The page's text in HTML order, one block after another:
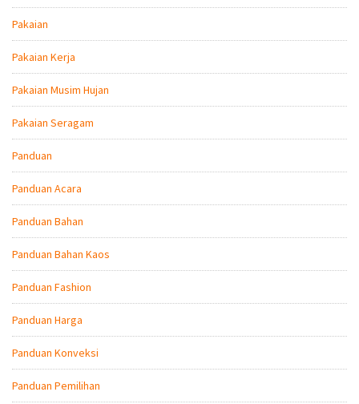
Pakaian
Pakaian Kerja
Pakaian Musim Hujan
Pakaian Seragam
Panduan
Panduan Acara
Panduan Bahan
Panduan Bahan Kaos
Panduan Fashion
Panduan Harga
Panduan Konveksi
Panduan Pemilihan